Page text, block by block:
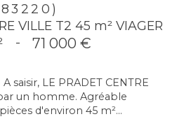
VILLE T2 45 m² VIAGER
- 71 000 €
saisir, LE PRADET CENTRE
un homme. Agréable
d'environ 45 m²...